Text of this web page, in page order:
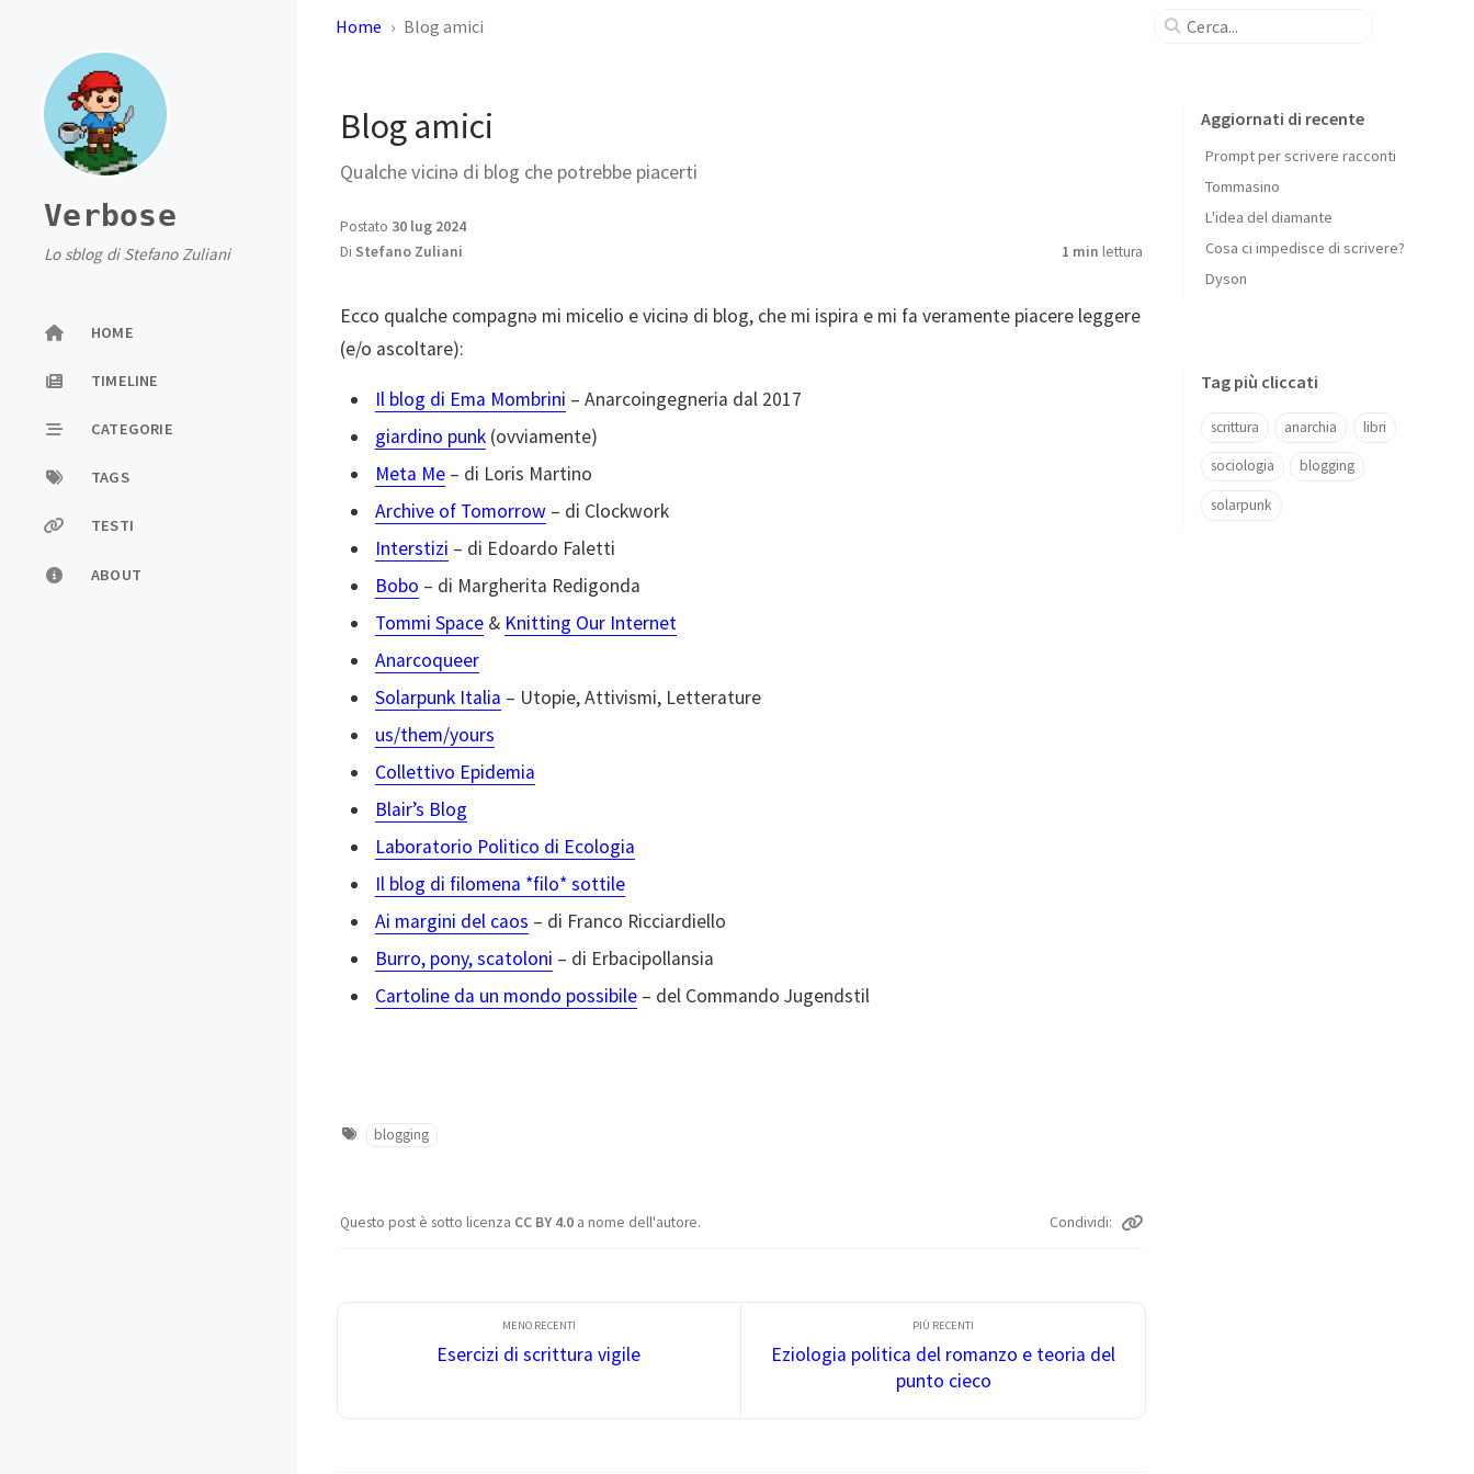
Verbose
Lo sblog di Stefano Zuliani
HOME
TIMELINE
CATEGORIE
TAGS
TESTI
ABOUT
Home Blog amici
Blog amici
Qualche vicinə di blog che potrebbe piacerti
Postato 30 lug 2024
Di Stefano Zuliani 1 min lettura
Ecco qualche compagnə mi micelio e vicinə di blog, che mi ispira e mi fa veramente piacere leggere
(e/o ascoltare):
Il blog di Ema Mombrini – Anarcoingegneria dal 2017
giardino punk (ovviamente)
Meta Me – di Loris Martino
Archive of Tomorrow – di Clockwork
Interstizi – di Edoardo Faletti
Bobo – di Margherita Redigonda
Tommi Space & Knitting Our Internet
Anarcoqueer
Solarpunk Italia – Utopie, Attivismi, Letterature
us/them/yours
Collettivo Epidemia
Blair’s Blog
Laboratorio Politico di Ecologia
Il blog di filomena *filo* sottile
Ai margini del caos – di Franco Ricciardiello
Burro, pony, scatoloni – di Erbacipollansia
Cartoline da un mondo possibile – del Commando Jugendstil
blogging
Questo post è sotto licenza CC BY 4.0 a nome dell'autore. Condividi
Aggiornati di recente
Prompt per scrivere racconti
Tommasino
L'idea del diamante
Cosa ci impedisce di scrivere?
Dyson
Tag più cliccati
scrittura anarchia libri
sociologia blogging
solarpunk
Esercizi di scrittura vigile
Eziologia politica del romanzo e teoria del
punto cieco